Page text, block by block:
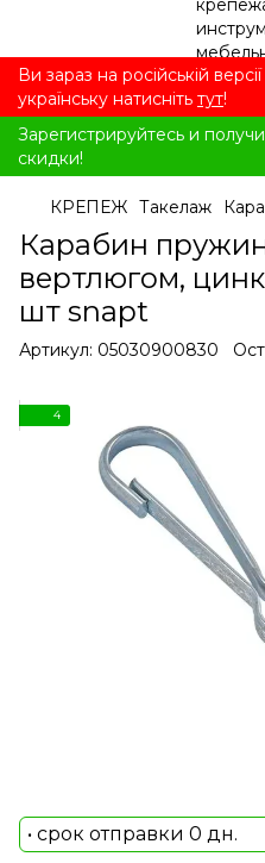
Ви зараз на російській
українську натисніть тут!
Зарегистрируйтесь и
скидки!
КРЕПЕЖ Такелаж
Карабин
вертлюгом,
шт snapt
Артикул: 05030900830
4
• срок отправки 0 дн.